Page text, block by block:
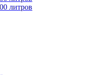
литров